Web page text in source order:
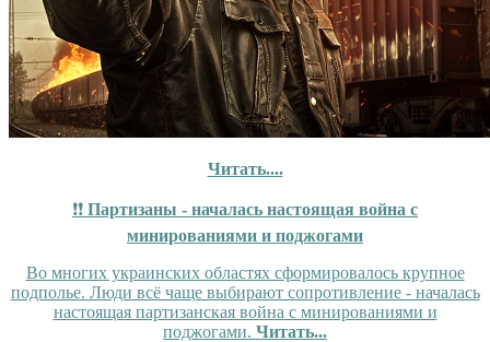
Читать....
❗❗ Партизаны - началась настоящая война с
минированиями и поджогами
Во многих украинских областях сформировалось крупное
подполье. Люди всё чаще выбирают сопротивление - началась
настоящая партизанская война с минированиями и
поджогами. Читать...